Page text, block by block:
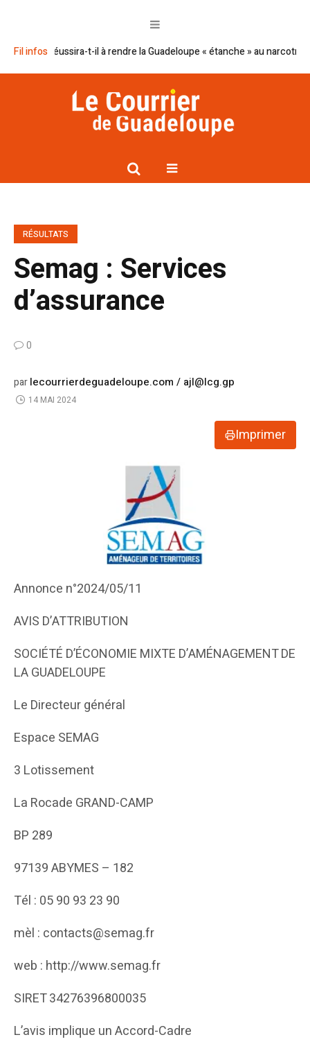
Fil infos
réussira-t-il à rendre la Guadeloupe « étanche » au narcotrafic ?
RÉSULTATS
Semag : Services
d’assurance
0
parlecourrierdeguadeloupe.com / ajl@lcg.gp
14 MAI 2024
Imprimer
Annonce n°2024/05/11
AVIS D’ATTRIBUTION
SOCIÉTÉ D’ÉCONOMIE MIXTE D’AMÉNAGEMENT DE
LA GUADELOUPE
Le Directeur général
Espace SEMAG
3 Lotissement
La Rocade GRAND-CAMP
BP 289
97139 ABYMES – 182
Tél : 05 90 93 23 90
mèl : contacts@semag.fr
web : http://www.semag.fr
SIRET 34276396800035
L’avis implique un Accord-Cadre